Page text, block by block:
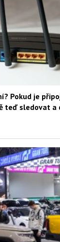
Pokud je
teď sledovat a